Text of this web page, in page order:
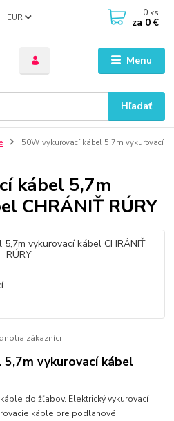
Menu
EUR
Hľadať
0 ks
za 0 €
50W vykurovací kábel 5,7m vykurovací
kábel 5,7m
CHRÁNIŤ RÚRY
zákazníci
vykurovací kábel
do žľabov. Elektrický vykurovací
káble pre podlahové